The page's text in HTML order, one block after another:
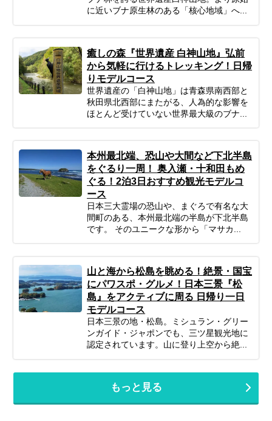
に近いブナ原生林のある「核心地域」へ...
癒しの森『世界遺産 白神山地』弘前
から気軽に行けるトレッキング！日帰
りモデルコース
世界遺産の「白神山地」は青森県南西部と
秋田県北西部にまたがる、人為的な影響を
ほとんど受けていない世界最大級のブナ...
本州最北端、恐山や大間など下北半島
をぐるり一周！ 奥入瀬・十和田もめ
ぐる！2泊3日おすすめ観光モデルコ
ース
日本三大霊場の恐山や、まぐろで有名な大
間町のある、本州最北端の半島が下北半島
です。 そのユニークな形から「マサカ...
山と海から松島を眺める！絶景・国宝
にパワスポ・グルメ！日本三景『松
島』をアクティブに周る 日帰り一日
モデルコース
日本三景の地・松島。ミシュラン・グリー
ンガイド・ジャポンでも、三ツ星観光地に
認定されています。山に登り上空から絶...
もっと見る